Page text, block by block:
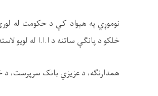
نوموړي په هېواد کې د حکومت له
خلکو د پانګې ساتنه د ا.ا.ا له لویو
همدارنګه، د عزیزي بانک